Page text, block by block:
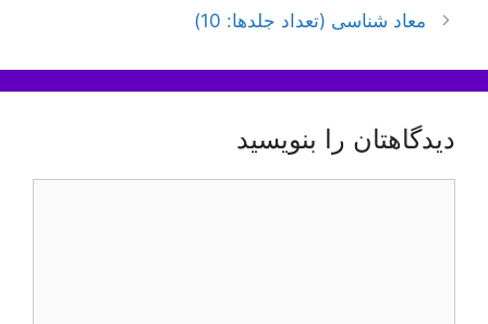
معاد شناسی (تعداد جلدها: 10)
دیدگاهتان را بنویسید